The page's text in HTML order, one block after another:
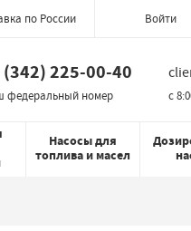
по России Войти
(342) 225-00-40
федеральный номер c
Насосы для
топлива и масел